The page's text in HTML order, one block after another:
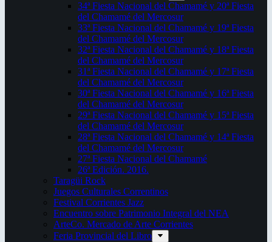
34ª Fiesta Nacional del Chamamé y 20ª Fiesta
del Chamamé del Mercosur
33ª Fiesta Nacional del Chamamé y 19ª Fiesta
del Chamamé del Mercosur
32ª Fiesta Nacional del Chamamé y 18ª Fiesta
del Chamamé del Mercosur
31ª Fiesta Nacional del Chamamé y 17ª Fiesta
del Chamamé del Mercosur
30ª Fiesta Nacional del Chamamé y 16ª Fiesta
del Chamamé del Mercosur
29ª Fiesta Nacional del Chamamé y 15ª Fiesta
del Chamamé del Mercosur
28ª Fiesta Nacional del Chamamé y 14ª Fiesta
del Chamamé del Mercosur
27ª Fiesta Nacional del Chamamé
26ª Edición. 2016.
Taragüi Rock
Juegos Culturales Correntinos
Festival Corrientes Jazz
Encuentro sobre Patrimonio Integral del NEA
ArteCo. Mercado de Arte Corrientes
Feria Provincial del Libro